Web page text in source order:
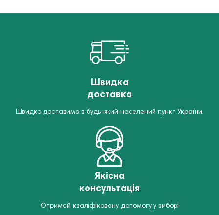
Швидка
доставка
Швидко доставимо в будь-який населений пункт України.
Якісна
консультація
Отримай кваліфіковану допомогу у виборі